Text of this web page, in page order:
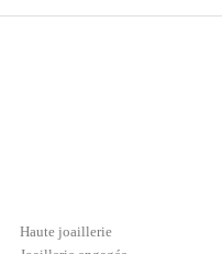
Haute joaillerie